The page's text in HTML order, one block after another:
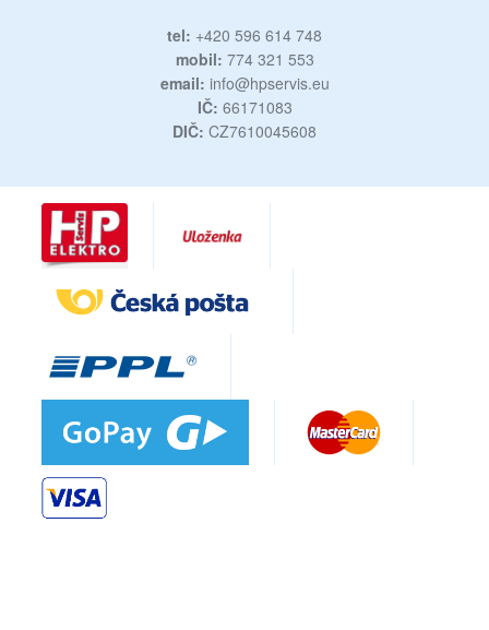
tel: +420 596 614 748
mobil: 774 321 553
email: info@hpservis.eu
IČ: 66171083
DIČ: CZ7610045608